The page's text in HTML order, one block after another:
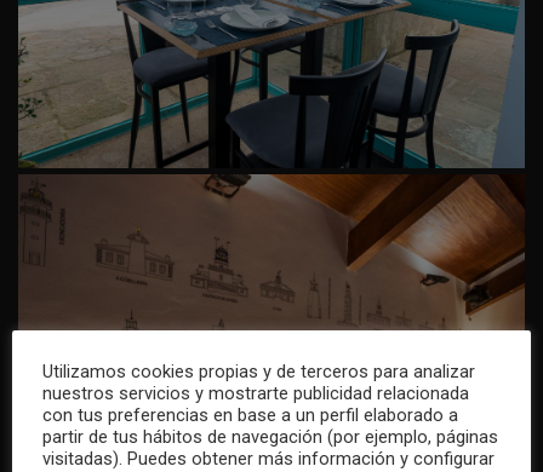
Utilizamos cookies propias y de terceros para analizar
nuestros servicios y mostrarte publicidad relacionada
con tus preferencias en base a un perfil elaborado a
partir de tus hábitos de navegación (por ejemplo, páginas
visitadas). Puedes obtener más información y configurar